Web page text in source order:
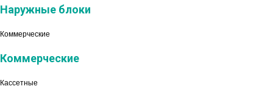
Наружные блоки
Коммерческие
Коммерческие
Кассетные